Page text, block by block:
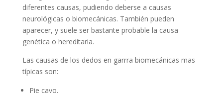
diferentes causas, pudiendo deberse a causas
neurológicas o biomecánicas. También pueden
aparecer, y suele ser bastante probable la causa
genética o hereditaria.
Las causas de los dedos en garrra biomecánicas mas
típicas son:
Pie cavo.